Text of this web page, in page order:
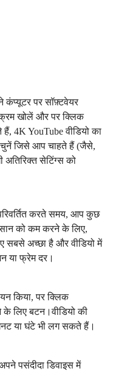
पर सॉफ़्टवेयर
खोलें और पर क्लिक
4K YouTube वीडियो का
जिसे आप चाहते हैं (जैसे,
सेटिंग्स को
करते समय, आप कुछ
को कम करने के लिए,
सबसे अच्छा है और वीडियो में
या फ्रेम दर।
किया, पर क्लिक
लिए बटन।वीडियो की
या घंटे भी लग सकते हैं।
पसंदीदा डिवाइस में